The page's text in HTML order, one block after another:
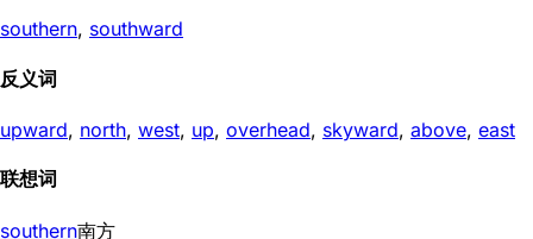
southern, southward
反义词
upward, north, west, up, overhead, skyward, above, east
联想词
southern南方